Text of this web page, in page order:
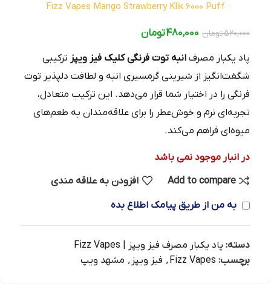
Fizz Vapes Mango Strawberry Klik 6000 Puff
520,000تومان 480,000تومان
پاد یکبار مصرف انبه توت فرنگی کلیک فیز ویپز ترکیبی
شگفت‌انگیز از شیرینی گرمسیری انبه و لطافت دلپذیر توت
فرنگی را در اختیار شما قرار می‌دهد. این ترکیب متعادل،
تجربه‌ای نرم و خوش‌عطر را برای علاقه‌مندان به طعم‌های
میوه‌ای فراهم می‌کند.
در انبار موجود نمی باشد
Add to compare
افزودن به علاقه مندی
به من از طریق پیامک اطلاع بده
دسته: پاد یکبار مصرف فیز ویپز | Fizz Vapes
برچسب: Fizz Vapes
, فیز ویپز , مشهد ویپ